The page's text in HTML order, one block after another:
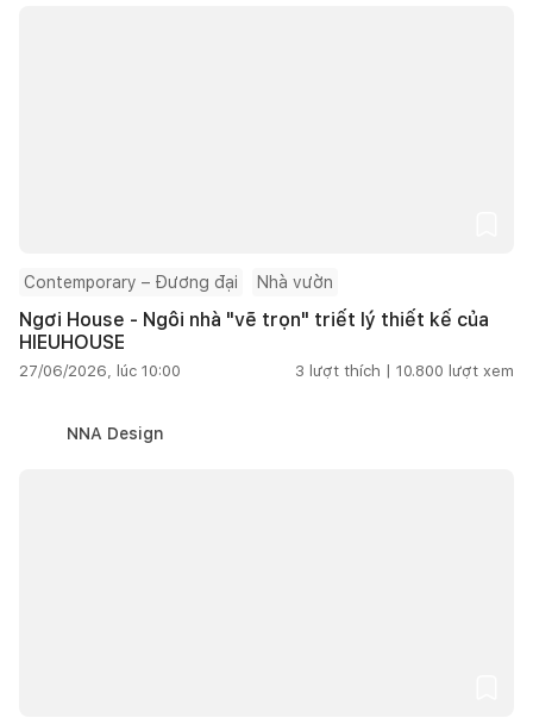
Contemporary – Đương đại Nhà vườn
Ngơi House - Ngôi nhà "vẽ trọn" triết lý thiết kế của
HIEUHOUSE
27/06/2026, lúc 10:00 3 lượt thích | 10.800 lượt xem
NNA Design